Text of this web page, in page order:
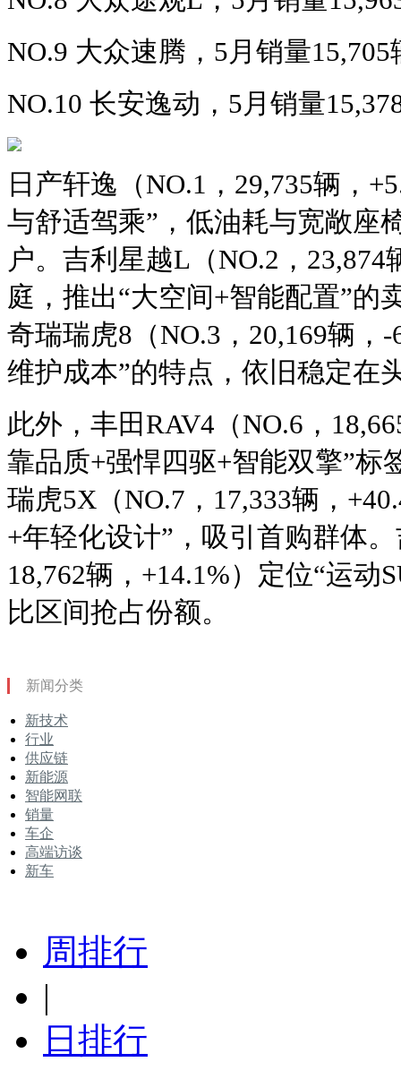
NO.9 大众速腾，5月销量
NO.10 长安逸动，5月销量
日产轩逸（NO.1，29,735辆，
与舒适驾乘”，低油耗与宽敞座
户。吉利星越L（NO.2，
庭，推出“大空间+智能配置”的
奇瑞瑞虎8（NO.3，20,169辆，
维护成本”的特点，依旧稳定在
此外，丰田RAV4（NO.6，
靠品质+强悍四驱+智能双擎”标
瑞虎5X（NO.7，17,333辆，
+年轻化设计”，吸引首购群体
18,762辆，+14.1%）定位“运动
比区间抢占份额。
新闻分类
新技术
行业
供应链
新能源
智能网联
销量
车企
高端访谈
新车
周排行
|
日排行